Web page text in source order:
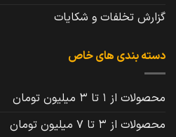
گزارش تخلفات و شکایات
دسته بندی های خاص
محصولات از 1 تا 3 میلیون تومان
محصولات از 3 تا 7 میلیون تومان